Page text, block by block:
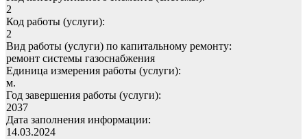
2
Код работы (услуги):
2
Вид работы (услуги) по капитальному ремонту:
ремонт системы газоснабжения
Единица измерения работы (услуги):
м.
Год завершения работы (услуги):
2037
Дата заполнения информации:
14.03.2024